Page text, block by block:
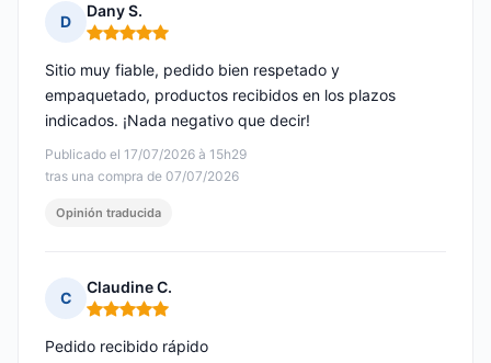
D
Dany S.
Nota: 5 de 5
Publicado el 17/07/2026 à 15h29
tras una compra de 07/07/2026
Sitio muy fiable, pedido bien respetado y
empaquetado, productos recibidos en los plazos
indicados. ¡Nada negativo que decir!
Opinión traducida
C
Claudine C.
Nota: 5 de 5
Pedido recibido rápido